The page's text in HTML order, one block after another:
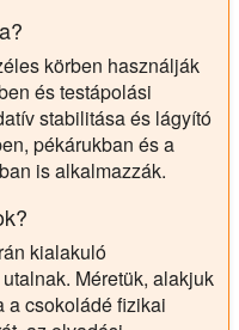
körben használják
és testápolási
stabilitása és lágyító
pékárukban és a
is alkalmazzák.
kialakuló
Méretük, alakjuk
a csokoládé fizikai